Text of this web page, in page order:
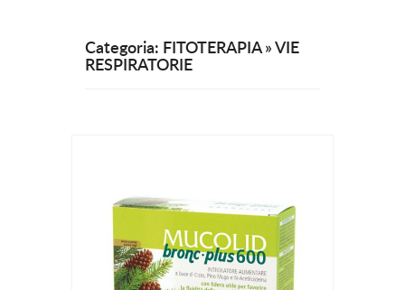
Categoria: FITOTERAPIA » VIE
RESPIRATORIE